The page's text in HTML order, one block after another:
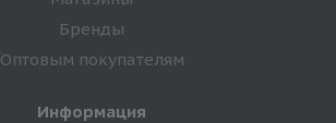
Бренды
Оптовым покупателям
Информация